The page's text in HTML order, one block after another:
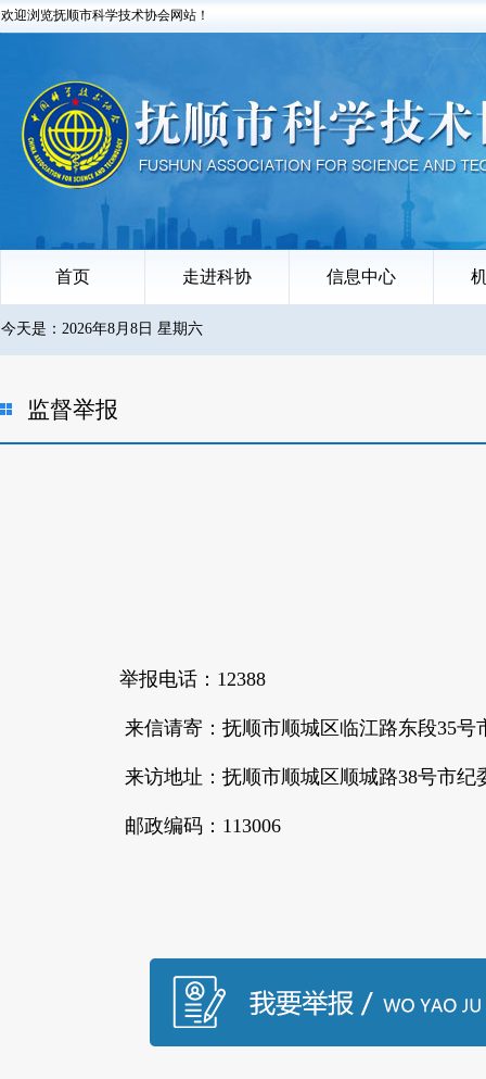
欢迎浏览抚顺市科学技术协会网站！
首页 走进科协 信息中心
今天是：2026年8月8日 星期六
监督举报
举报电话：12388
来信请寄：抚顺市顺城区临江路东段35
来访地址：抚顺市顺城区顺城路38号市
邮政编码：113006